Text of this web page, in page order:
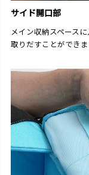
サイド開口部
メイン収納スペース
取りだすことができ